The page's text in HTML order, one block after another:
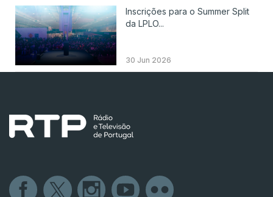
Inscrições para o Summer Split
da LPLO...
30 Jun 2026